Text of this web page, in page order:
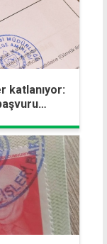
katlanıyor: